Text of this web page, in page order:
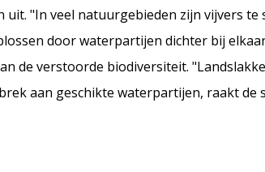
"In veel natuurgebieden zijn vijvers
door waterpartijen dichter bij
de verstoorde biodiversiteit.
aan geschikte waterpartijen, raakt de